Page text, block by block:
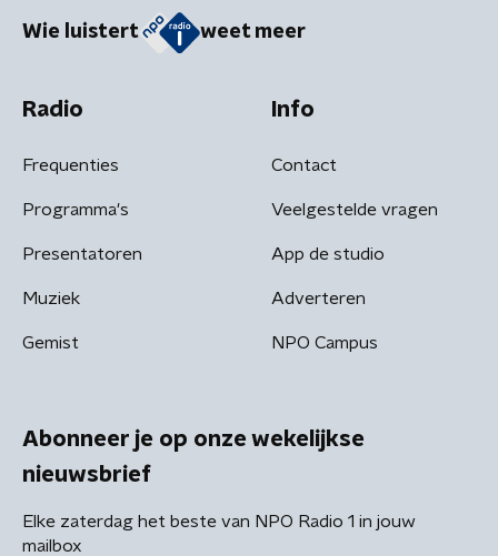
Wie luistert weet meer
Radio
Frequenties
Programma's
Presentatoren
Muziek
Gemist
Info
Contact
Veelgestelde vragen
App de studio
Adverteren
NPO Campus
Abonneer je op onze wekelijkse
nieuwsbrief
Elke zaterdag het beste van NPO Radio 1 in jouw
mailbox